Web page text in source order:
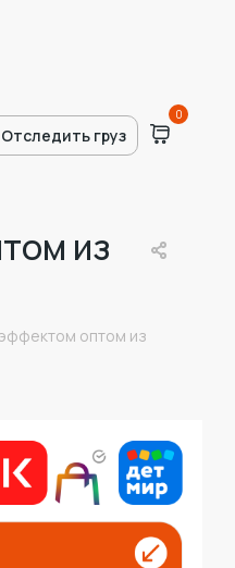
Отследить груз
0
из
оптом из